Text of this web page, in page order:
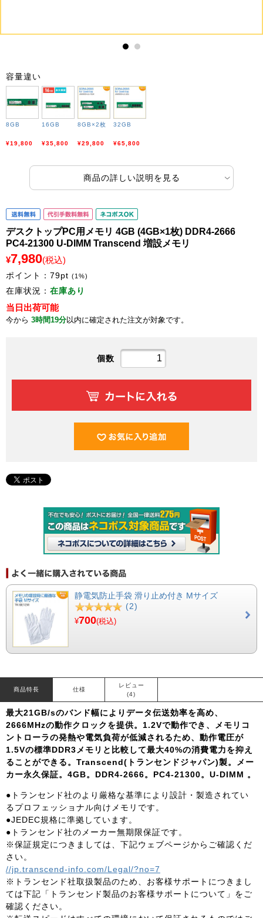
容量違い
8GB
¥19,800
16GB
¥35,800
8GB×2枚
¥29,800
32GB
¥65,800
商品の詳しい説明を見る
デスクトップPC用メモリ 4GB (4GB×1枚) DDR4-2666
PC4-21300 U-DIMM Transcend 増設メモリ
¥7,980(税込)
ポイント： 79pt (1%)
在庫状況： 在庫あり
当日出荷可能
今から 3時間19分以内に確定された注文が対象です。
個数
静電気防止手袋 滑り止め付き Mサイズ
(2)
¥700(税込)
商品特長 仕様
レビュー
(4)
最大21GB/sのバンド幅によりデータ伝送効率を高め、
2666MHzの動作クロックを提供。1.2Vで動作でき、メモリコ
ントローラの発熱や電気負荷が低減されるため、動作電圧が
1.5Vの標準DDR3メモリと比較して最大40%の消費電力を抑え
ることができる。Transcend(トランセンドジャパン)製。メー
カー永久保証。4GB。DDR4-2666。PC4-21300。U-DIMM 。
●トランセンド社のより厳格な基準により設計・製造されてい
るプロフェッショナル向けメモリです。
●JEDEC規格に準拠しています。
●トランセンド社のメーカー無期限保証です。
※保証規定につきましては、下記ウェブページからご確認くだ
さい。
//jp.transcend-info.com/Legal/?no=7
※トランセンド社取扱製品のため、お客様サポートにつきまし
ては下記「トランセンド製品のお客様サポートについて」をご
確認ください。